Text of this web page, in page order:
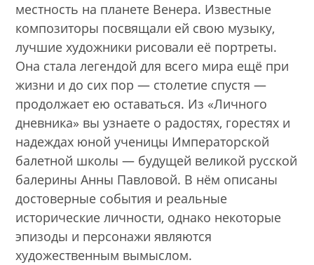
местность на планете Венера. Известные
композиторы посвящали ей свою музыку,
лучшие художники рисовали её портреты.
Она стала легендой для всего мира ещё при
жизни и до сих пор — столетие спустя —
продолжает ею оставаться. Из «Личного
дневника» вы узнаете о радостях, горестях и
надеждах юной ученицы Императорской
балетной школы — будущей великой русской
балерины Анны Павловой. В нём описаны
достоверные события и реальные
исторические личности, однако некоторые
эпизоды и персонажи являются
художественным вымыслом.